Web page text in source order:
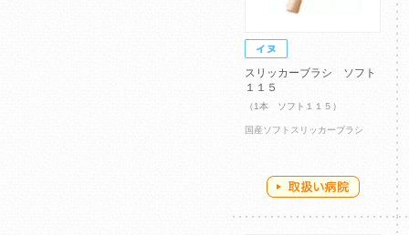
スリッカーブラシ ソフト
１１５
（1本 ソフト１１５）
国産ソフトスリッカーブラシ